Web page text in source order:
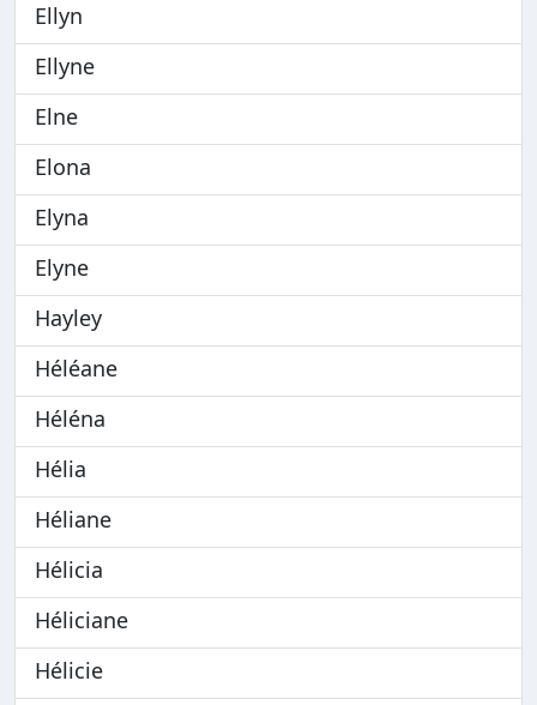
Ellyn
Ellyne
Elne
Elona
Elyna
Elyne
Hayley
Héléane
Héléna
Hélia
Héliane
Hélicia
Héliciane
Hélicie